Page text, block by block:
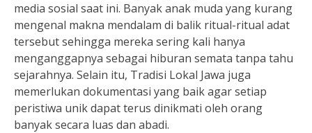
media sosial saat ini. Banyak anak muda yang kurang
mengenal makna mendalam di balik ritual-ritual adat
tersebut sehingga mereka sering kali hanya
menganggapnya sebagai hiburan semata tanpa tahu
sejarahnya. Selain itu, Tradisi Lokal Jawa juga
memerlukan dokumentasi yang baik agar setiap
peristiwa unik dapat terus dinikmati oleh orang
banyak secara luas dan abadi.